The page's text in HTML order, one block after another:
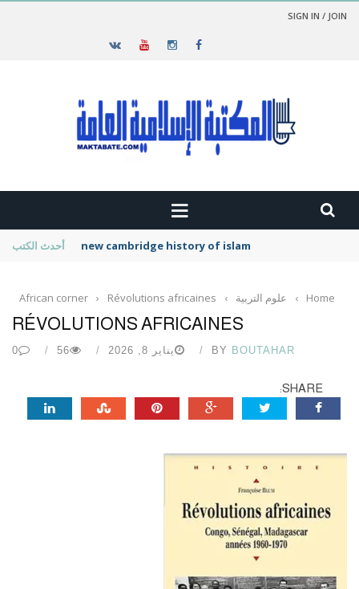
SIGN IN / JOIN
أحدث الكتب new cambridge history of islam
Home
› علوم التربية ›
African corner › Révolutions africaines
RÉVOLUTIONS AFRICAINES
BY BOUTAHAR يناير 8, 2026 56
0
SHARE: